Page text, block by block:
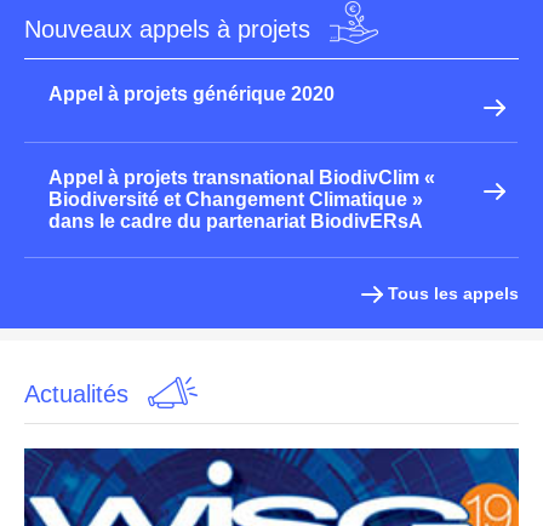
Nouveaux appels à projets
Appel à projets générique 2020
Appel à projets transnational BiodivClim «
Biodiversité et Changement Climatique »
dans le cadre du partenariat BiodivERsA
Tous les appels
Actualités